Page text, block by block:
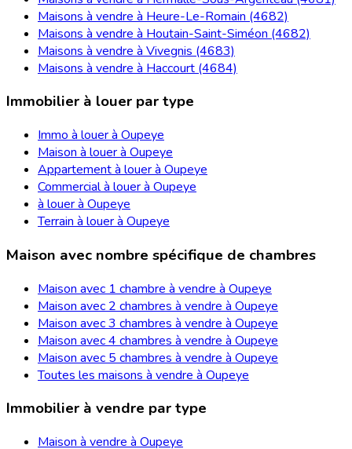
Maisons à vendre à Heure-Le-Romain (4682)
Maisons à vendre à Houtain-Saint-Siméon (4682)
Maisons à vendre à Vivegnis (4683)
Maisons à vendre à Haccourt (4684)
Immobilier à louer par type
Immo à louer à Oupeye
Maison à louer à Oupeye
Appartement à louer à Oupeye
Commercial à louer à Oupeye
à louer à Oupeye
Terrain à louer à Oupeye
Maison avec nombre spécifique de chambres
Maison avec 1 chambre à vendre à Oupeye
Maison avec 2 chambres à vendre à Oupeye
Maison avec 3 chambres à vendre à Oupeye
Maison avec 4 chambres à vendre à Oupeye
Maison avec 5 chambres à vendre à Oupeye
Toutes les maisons à vendre à Oupeye
Immobilier à vendre par type
Maison à vendre à Oupeye